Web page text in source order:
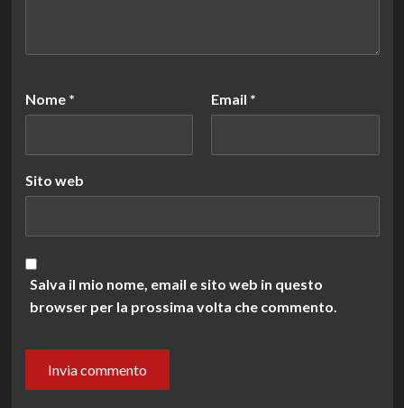
Nome * Email *
Sito web
Salva il mio nome, email e sito web in questo
browser per la prossima volta che commento.